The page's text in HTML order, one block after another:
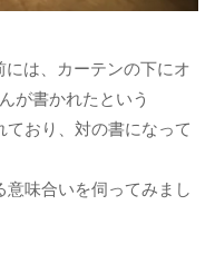
には、カーテンの下にオ
が書かれたという
おり、対の書になって
意味合いを伺ってみまし